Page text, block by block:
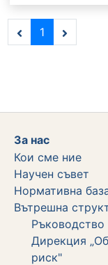
1
За нас
Кои сме ние
Научен съвет
Нормативна
Вътрешна
Ръководство
Дирекция
риск"